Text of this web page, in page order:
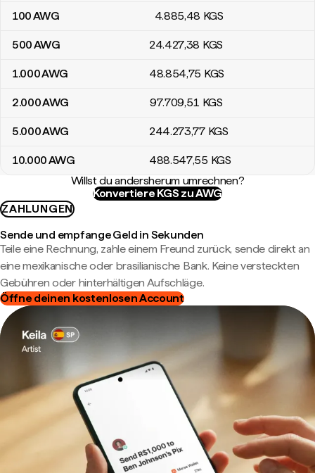
100AWG 4.885,48 KGS
500AWG 24.427,38 KGS
1.000AWG 48.854,75 KGS
2.000AWG 97.709,51 KGS
5.000AWG 244.273,77 KGS
10.000AWG 488.547,55 KGS
Willst du andersherum umrechnen?
Konvertiere KGS zu AWG
ZAHLUNGEN
Sende und empfange Geld in Sekunden
Teile eine Rechnung, zahle einem Freund zurück, sende direkt an
eine mexikanische oder brasilianische Bank. Keine versteckten
Gebühren oder hinterhältigen Aufschläge.
Öffne deinen kostenlosen Account